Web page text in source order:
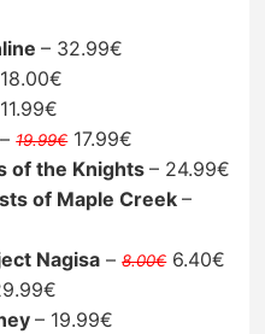
– 32.99€
–19.99€17.99€
of the Knights– 24.99€
of Maple Creek–
Nagisa –8.00€6.40€
– 19.99€